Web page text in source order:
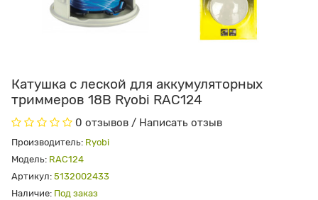
Катушка с леской для аккумуляторных
триммеров 18В Ryobi RAC124
0 отзывов / Написать отзыв
Производитель: Ryobi
Модель: RAC124
Артикул: 5132002433
Наличие: Под заказ